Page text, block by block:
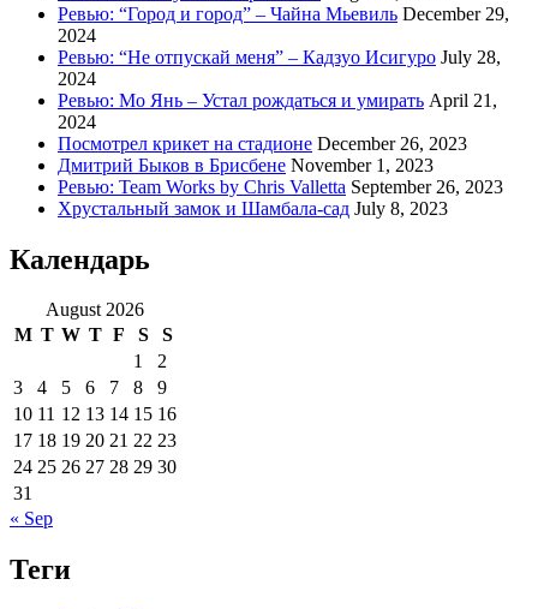
Ревью: “Город и город” – Чайна Мьевиль December 29,
2024
Ревью: “Не отпускай меня” – Кадзуо Исигуро July 28,
2024
Ревью: Мо Янь – Устал рождаться и умирать April 21,
2024
Посмотрел крикет на стадионе December 26, 2023
Дмитрий Быков в Брисбене November 1, 2023
Ревью: Team Works by Chris Valletta September 26, 2023
Хрустальный замок и Шамбала-сад July 8, 2023
Календарь
August 2026
M T W T F S
S
1
2
3
4 5 6 7 8
9
10 11 12 13 14 15 16
17 18 19 20 21 22 23
24 25 26 27 28 29 30
31
« Sep
Теги